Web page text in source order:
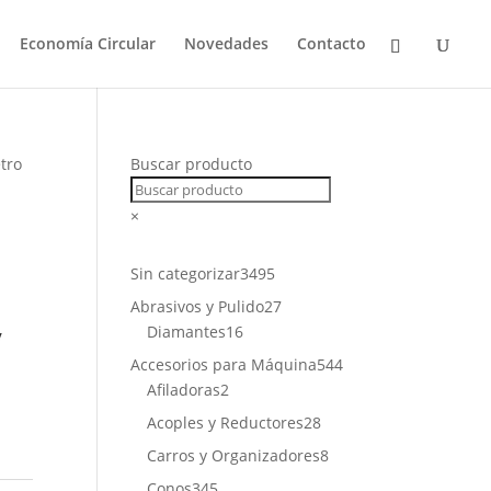
Economía Circular Novedades Contacto
Buscar producto
×
Sin categorizar3495
productos
Abrasivos y Pulido2727
Diamantes1616
productos
Accesorios para Máquina544544
Afiladoras2
productos
Acoples y Reductores2828
productos
Carros y Organizadores88